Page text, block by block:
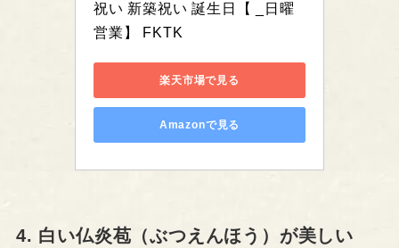
祝い 新築祝い 誕生日【 _日曜
営業】 FKTK
楽天市場で見る
Amazonで見る
4. 白い仏炎苞（ぶつえんほう）が美しい